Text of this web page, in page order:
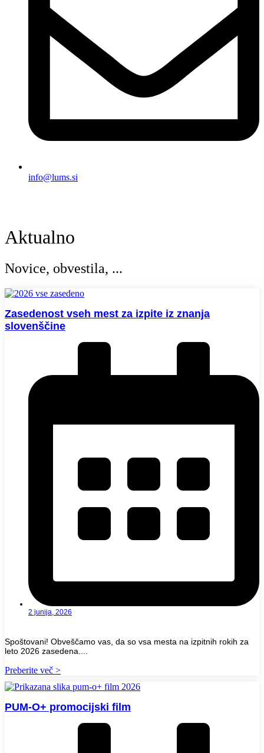
info@lums.si
Aktualno
Novice, obvestila, ...
Zasedenost vseh mest za izpite iz znanja
slovenščine
2 junija, 2026
Spoštovani! Obveščamo vas, da so vsa mesta na izpitnih rokih za
leto 2026 zasedena....
Preberite več >
PUM-O+ promocijski film